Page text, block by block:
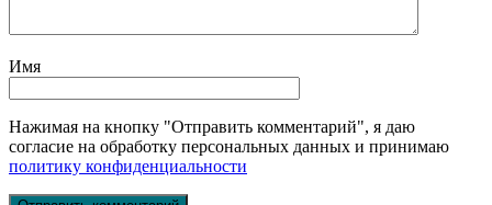
Имя
Нажимая на кнопку "Отправить комментарий", я даю
согласие на обработку персональных данных и принимаю
политику конфиденциальности